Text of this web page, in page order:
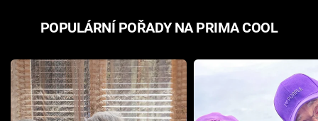
POPULÁRNÍ POŘADY NA PRIMA COOL